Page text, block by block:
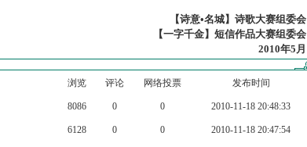
【诗意•名城】诗歌大赛组委会
【一字千金】短信作品大赛组委会
2010年5月
浏览 评论 网络投票 发布时间
8086 0 0 2010-11-18 20:48:33
6128 0 0 2010-11-18 20:47:54